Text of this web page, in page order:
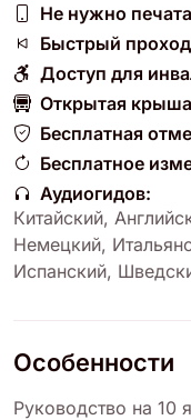
Не нужно
Быстрый проход
Доступ для
Открытая крыша
Бесплатная
Бесплатное
Аудиогидов:
Китайский,
Немецкий,
Испанский,
Особенности
Руководство на 10